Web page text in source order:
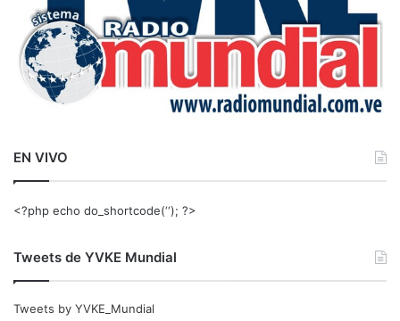
EN VIVO
<?php echo do_shortcode(‘‘); ?>
Tweets de YVKE Mundial
Tweets by YVKE_Mundial